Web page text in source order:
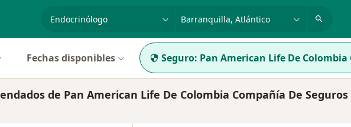
especialidad, enfermedad o nombre
Fechas disponibles Seguro: Pan American Life De Colombia
de Pan American Life De Colombia Compañía De Seguros